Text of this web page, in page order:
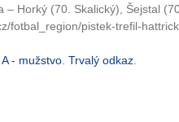
– Horký (70. Skalický), Šejstal
fotbal_region/pistek-trefil-
A - mužstvo Trvalý odkaz